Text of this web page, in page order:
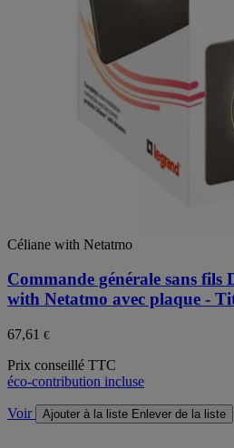
Céliane with Netatmo
Commande générale sans fils
with Netatmo avec plaque -
67,61 €
Prix conseillé TTC
éco-contribution incluse
Voir Ajouter à la liste Enlever de la liste